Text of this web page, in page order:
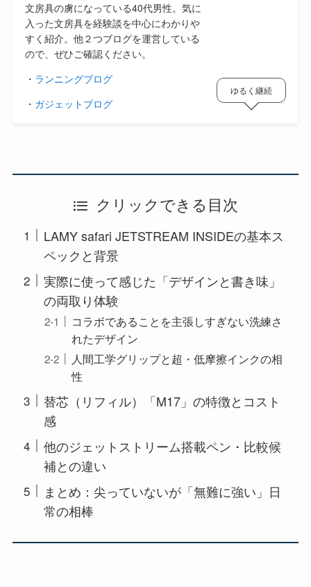
文房具の虜になっている40代男性。気に
入った文房具を経験談を中心にわかりや
すく紹介。他２つブログを運営している
ので、ぜひご確認ください。
・ ランニングブログ
・ ガジェットブログ
ゆるく継続
クリックできる目次
LAMY safari JETSTREAM INSIDEの基本ス
ペックと背景
実際に使って感じた「デザインと書き味」
の両取り体験
コラボであることを主張しすぎない洗練さ
れたデザイン
人間工学グリップと超・低摩擦インクの相
性
替芯（リフィル）「M17」の特徴とコスト
感
他のジェットストリーム搭載ペン・比較候
補との違い
まとめ：尖っていないが「無難に強い」日
常の相棒